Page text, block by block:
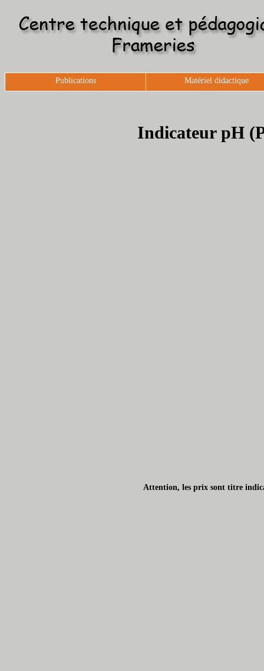
Publications Matériel didactique
Indicateur pH
Attention, les prix sont titre